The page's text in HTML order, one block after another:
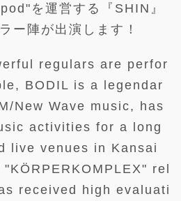
を運営する『SHIN』
ー陣が出演します！
regulars are perfor
BODIL is a legendar
New Wave music, has
activities for a long
live venues in Kansai
rel
received high evaluati